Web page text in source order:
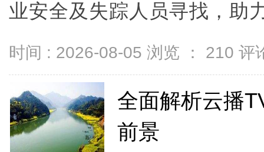
业安全及失踪人员寻找，助
时间 : 2026-08-05 浏览 ： 210 评
全面解析云播
前景